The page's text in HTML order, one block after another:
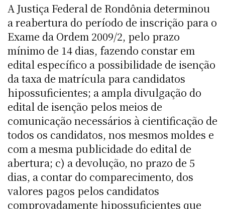
A Justiça Federal de Rondônia determinou
a reabertura do período de inscrição para o
Exame da Ordem 2009/2, pelo prazo
mínimo de 14 dias, fazendo constar em
edital específico a possibilidade de isenção
da taxa de matrícula para candidatos
hipossuficientes; a ampla divulgação do
edital de isenção pelos meios de
comunicação necessários à cientificação de
todos os candidatos, nos mesmos moldes e
com a mesma publicidade do edital de
abertura; c) a devolução, no prazo de 5
dias, a contar do comparecimento, dos
valores pagos pelos candidatos
comprovadamente hipossuficientes que